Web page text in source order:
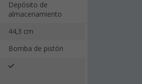
Depósito de
almacenamiento
44,3 cm
Bomba de pistón